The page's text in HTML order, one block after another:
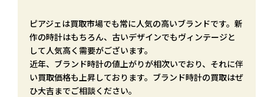
ピアジェは買取市場でも常に人気の高いブランドです。新
作の時計はもちろん、古いデザインでもヴィンテージと
して人気高く需要がございます。
近年、ブランド時計の値上がりが相次いでおり、それに伴
い買取価格も上昇しております。ブランド時計の買取はぜ
ひ大吉までご相談ください。